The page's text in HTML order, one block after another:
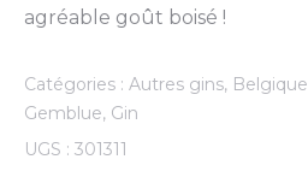
agréable goût boisé !
Catégories : Autres gins, Belgique
Gemblue, Gin
UGS : 301311